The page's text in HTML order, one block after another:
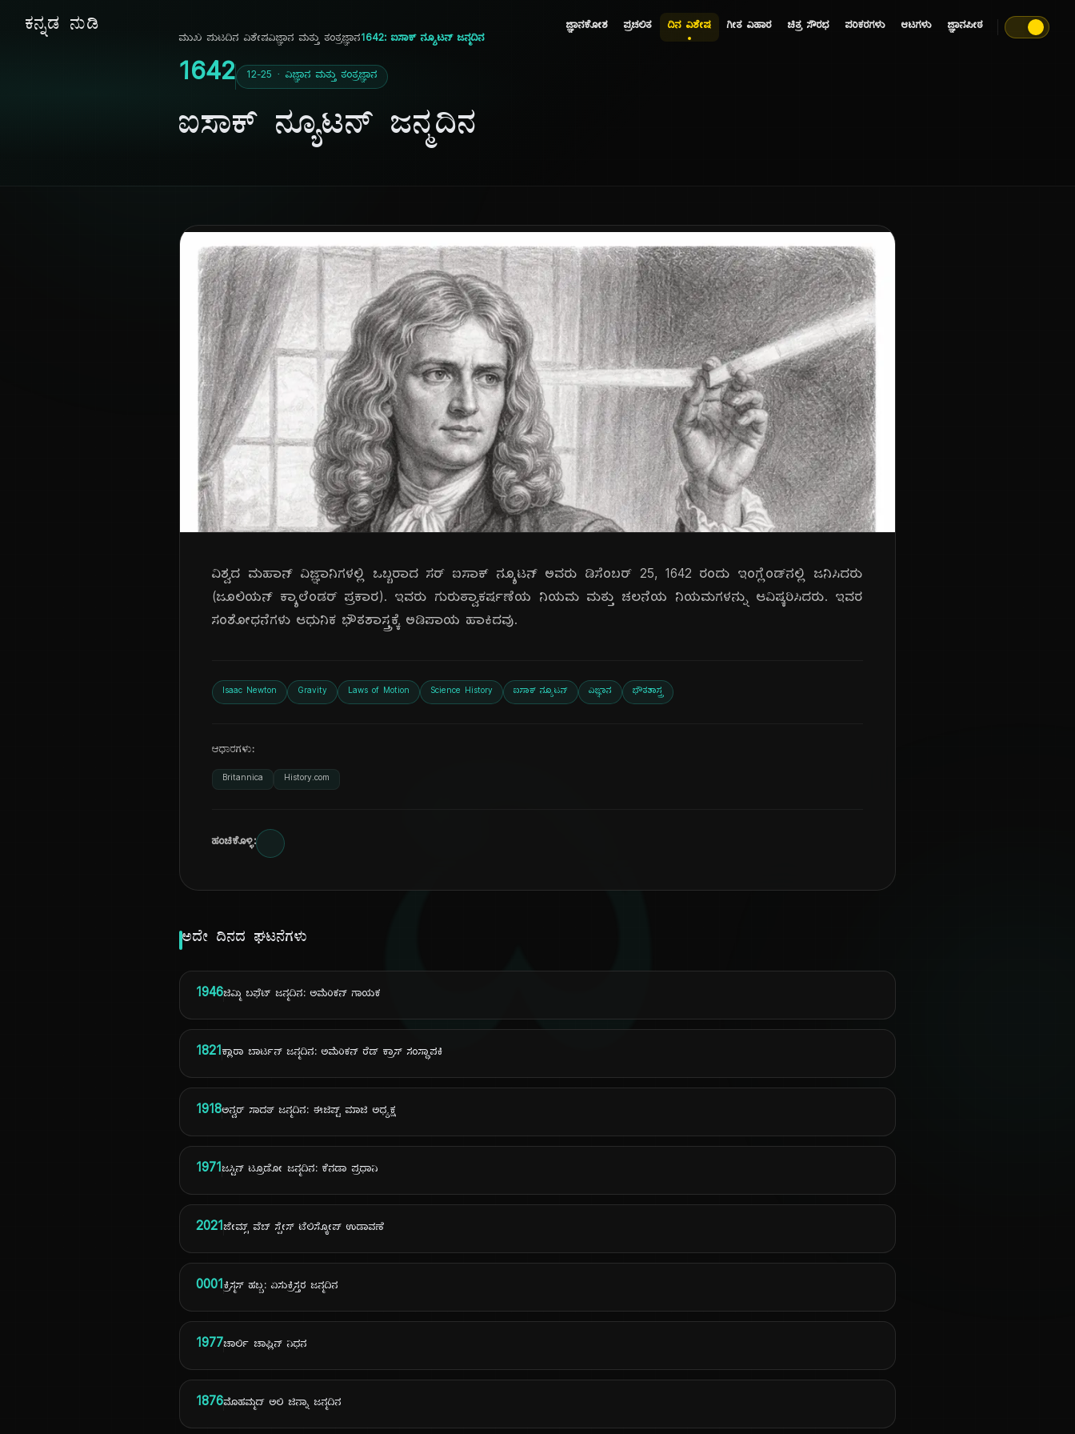
ಕನ್ನಡ ನುಡಿ ಜ್ಞಾನಕೋಶ ಪ್ರಚಲಿತ ದಿನ ವಿಶೇಷ ಗೀತ ವಿಹಾರ ಚಿತ್ರ ಸೌರಭ ಪರಿಕರಗಳು ಆಟಗಳು ಜ್ಞಾನಪೀಠ
ದಿ
ಮುಖ ಪುಟದಿನ ವಿಶೇಷವಿಜ್ಞಾನ ಮತ್ತು ತಂತ್ರಜ್ಞಾನ1642: ಐಸಾಕ್ ನ್ಯೂಟನ್ ಜನ್ಮದಿನ
1642 12-25 · ವಿಜ್ಞಾನ ಮತ್ತು ತಂತ್ರಜ್ಞಾನ
ಐಸಾಕ್ ನ್ಯೂಟನ್ ಜನ್ಮದಿನ
ವಿಶ್ವದ ಮಹಾನ್ ವಿಜ್ಞಾನಿಗಳಲ್ಲಿ ಒಬ್ಬರಾದ ಸರ್ ಐಸಾಕ್ ನ್ಯೂಟನ್ ಅವರು ಡಿಸೆಂಬರ್ 25, 1642 ರಂದು ಇಂಗ್ಲೆಂಡ್‌ನಲ್ಲಿ ಜನಿಸಿದರು
(ಜೂಲಿಯನ್ ಕ್ಯಾಲೆಂಡರ್ ಪ್ರಕಾರ). ಇವರು ಗುರುತ್ವಾಕರ್ಷಣೆಯ ನಿಯಮ ಮತ್ತು ಚಲನೆಯ ನಿಯಮಗಳನ್ನು ಆವಿಷ್ಕರಿಸಿದರು. ಇವರ
ಸಂಶೋಧನೆಗಳು ಆಧುನಿಕ ಭೌತಶಾಸ್ತ್ರಕ್ಕೆ ಅಡಿಪಾಯ ಹಾಕಿದವು.
Isaac Newton Gravity Laws of Motion Science History ಐಸಾಕ್ ನ್ಯೂಟನ್ ವಿಜ್ಞಾನ ಭೌತಶಾಸ್ತ್ರ
ಆಧಾರಗಳು:
Britannica History.com
ಹಂಚಿಕೊಳ್ಳಿ:
ಅದೇ ದಿನದ ಘಟನೆಗಳು
1946ಜಿಮ್ಮಿ ಬಫೆಟ್ ಜನ್ಮದಿನ: ಅಮೆರಿಕನ್ ಗಾಯಕ
1821ಕ್ಲಾರಾ ಬಾರ್ಟನ್ ಜನ್ಮದಿನ: ಅಮೆರಿಕನ್ ರೆಡ್ ಕ್ರಾಸ್ ಸಂಸ್ಥಾಪಕಿ
1918ಅನ್ವರ್ ಸಾದತ್ ಜನ್ಮದಿನ: ಈಜಿಪ್ಟ್ ಮಾಜಿ ಅಧ್ಯಕ್ಷ
1971ಜಸ್ಟಿನ್ ಟ್ರೂಡೋ ಜನ್ಮದಿನ: ಕೆನಡಾ ಪ್ರಧಾನಿ
2021ಜೇಮ್ಸ್ ವೆಬ್ ಸ್ಪೇಸ್ ಟೆಲಿಸ್ಕೋಪ್ ಉಡಾವಣೆ
0001ಕ್ರಿಸ್ಮಸ್ ಹಬ್ಬ: ಏಸುಕ್ರಿಸ್ತರ ಜನ್ಮದಿನ
1977ಚಾರ್ಲಿ ಚಾಪ್ಲಿನ್ ನಿಧನ
1876ಮೊಹಮ್ಮದ್ ಅಲಿ ಜಿನ್ನಾ ಜನ್ಮದಿನ